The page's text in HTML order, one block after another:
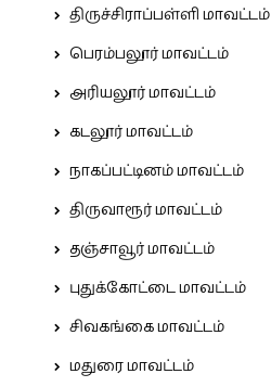
திருச்சிராப்பள்ளி மாவட்டம்
பெரம்பலூர் மாவட்டம்
அரியலூர் மாவட்டம்
கடலூர் மாவட்டம்
நாகப்பட்டினம் மாவட்டம்
திருவாரூர் மாவட்டம்
தஞ்சாவூர் மாவட்டம்
புதுக்கோட்டை மாவட்டம்
சிவகங்கை மாவட்டம்
மதுரை மாவட்டம்